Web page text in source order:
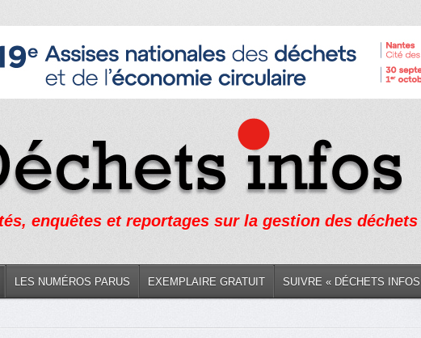
enquêtes et reportages sur la gestion des déchets
LES NUMÉROS PARUS EXEMPLAIRE GRATUIT SUIVRE « DÉCHETS